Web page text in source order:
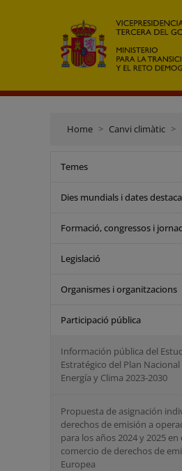
Home Canvi climàtic
Temes
Dies mundials i dates
Formació, congressos i
Legislació
Organismes i organitzacions
Participació pública
Información pública del
Estratégico del Plan
Energía y Clima 2023-2030
Propuesta de asignación
derechos de emisión a
para los años 2024 y 2025
comercio de derechos de
Europea